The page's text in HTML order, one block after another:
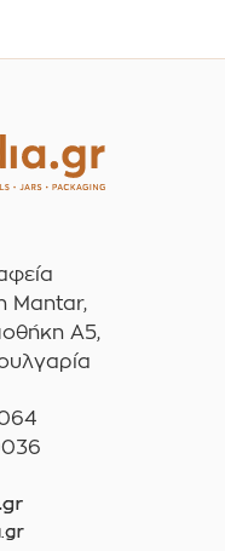
Mantar,
Α5,